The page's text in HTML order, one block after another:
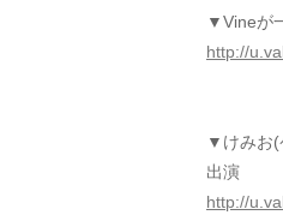
▼Vineが
http://
▼けみお(
出演
http://